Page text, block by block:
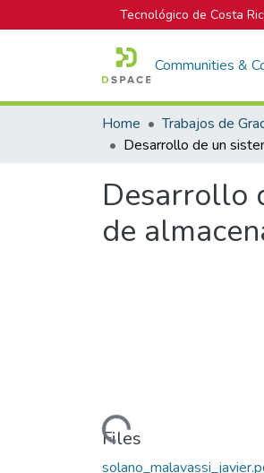
Tecnológico de Costa
Communities &
Home Trabajos de
Desarrollo
de
Loading...
Files